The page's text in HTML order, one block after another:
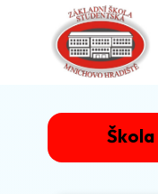
Škola